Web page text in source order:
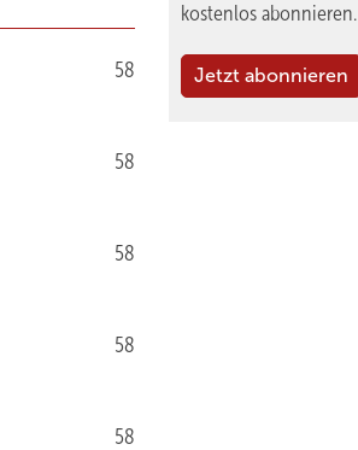
58
58
58
58
58
kostenlos abonnieren.
Jetzt abonnieren